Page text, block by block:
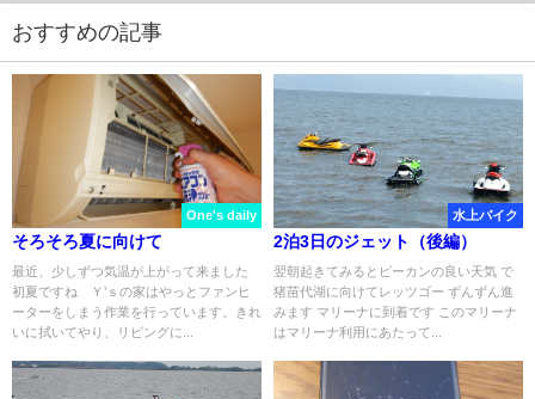
おすすめの記事
One's daily
そろそろ夏に向けて
最近、少しずつ気温が上がって来ました
初夏ですね Ｙ’ｓの家はやっとファンヒ
ーターをしまう作業を行っています。きれ
いに拭いてやり、リビングに...
水上バイク
2泊3日のジェット（後編）
翌朝起きてみるとピーカンの良い天気 で
猪苗代湖に向けてレッツゴー ずんずん進
みます マリーナに到着です このマリーナ
はマリーナ利用にあたって...